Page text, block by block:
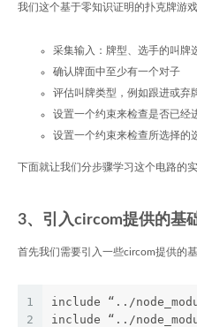
我们这个基于零知识证明的扑克牌游
采集输入：牌型、选手的叫牌
确认牌面中至少有一个对子
评估叫牌类型，例如跟进或弃
设置一个约束来检查是否已经
设置一个约束来检查所选择的
下面就让我们分步骤学习这个电路的实
3、引入circom提供的基
首先我们需要引入一些circom提供的基
1
2
include “../
include “../